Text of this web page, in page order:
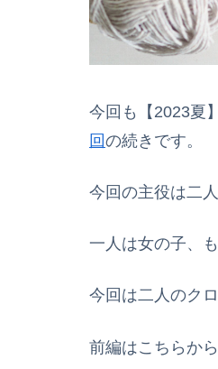
今回も【2023夏
回の続きです。
今回の主役は二
一人は女の子、
今回は二人のク
前編はこちらから